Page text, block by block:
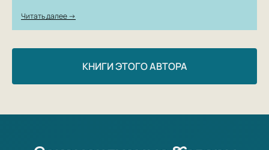
Читать далее →
КНИГИ ЭТОГО АВТОРА